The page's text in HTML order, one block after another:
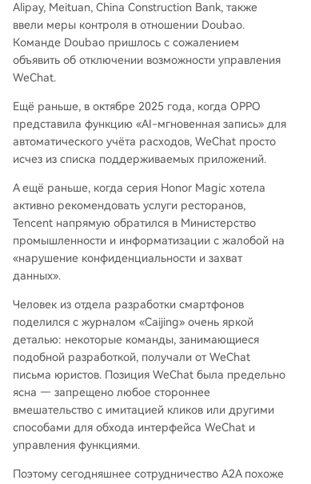
Alipay, Meituan, China Construction Bank, также
ввели меры контроля в отношении Doubao.
Команде Doubao пришлось с сожалением
объявить об отключении возможности управления
WeChat.
Ещё раньше, в октябре 2025 года, когда OPPO
представила функцию «AI-мгновенная запись» для
автоматического учёта расходов, WeChat просто
исчез из списка поддерживаемых приложений.
А ещё раньше, когда серия Honor Magic хотела
активно рекомендовать услуги ресторанов,
Tencent напрямую обратился в Министерство
промышленности и информатизации с жалобой на
«нарушение конфиденциальности и захват
данных».
Человек из отдела разработки смартфонов
поделился с журналом «Caijing» очень яркой
деталью: некоторые команды, занимающиеся
подобной разработкой, получали от WeChat
письма юристов. Позиция WeChat была предельно
ясна — запрещено любое стороннее
вмешательство с имитацией кликов или другими
способами для обхода интерфейса WeChat и
управления функциями.
Поэтому сегодняшнее сотрудничество A2A похоже